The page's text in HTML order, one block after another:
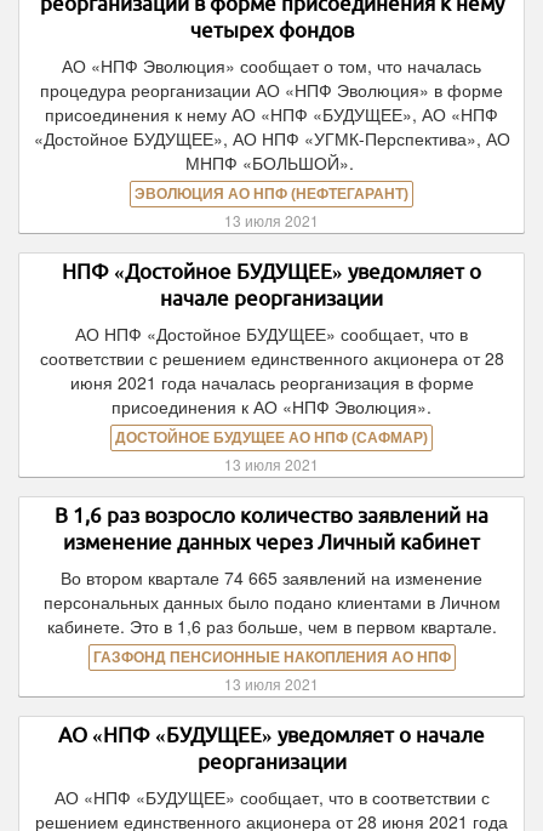
четырех фондов
АО «НПФ Эволюция» сообщает о том, что началась
процедура реорганизации АО «НПФ Эволюция» в форме
присоединения к нему АО «НПФ «БУДУЩЕЕ», АО «НПФ
«Достойное БУДУЩЕЕ», АО НПФ «УГМК-Перспектива», АО
МНПФ «БОЛЬШОЙ».
ЭВОЛЮЦИЯ АО НПФ (НЕФТЕГАРАНТ)
13 июля 2021
НПФ «Достойное БУДУЩЕЕ» уведомляет о
начале реорганизации
АО НПФ «Достойное БУДУЩЕЕ» сообщает, что в
соответствии с решением единственного акционера от 28
июня 2021 года началась реорганизация в форме
присоединения к АО «НПФ Эволюция».
ДОСТОЙНОЕ БУДУЩЕЕ АО НПФ (САФМАР)
13 июля 2021
В 1,6 раз возросло количество заявлений на
изменение данных через Личный кабинет
Во втором квартале 74 665 заявлений на изменение
персональных данных было подано клиентами в Личном
кабинете. Это в 1,6 раз больше, чем в первом квартале.
ГАЗФОНД ПЕНСИОННЫЕ НАКОПЛЕНИЯ АО НПФ
13 июля 2021
АО «НПФ «БУДУЩЕЕ» уведомляет о начале
реорганизации
АО «НПФ «БУДУЩЕЕ» сообщает, что в соответствии с
решением единственного акционера от 28 июня 2021 года